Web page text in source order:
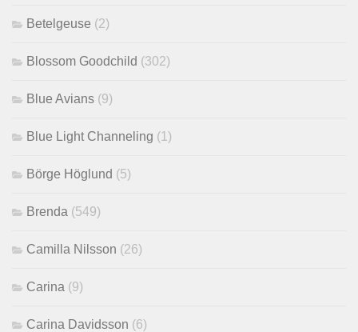
Betelgeuse (2)
Blossom Goodchild (302)
Blue Avians (9)
Blue Light Channeling (1)
Börge Höglund (5)
Brenda (549)
Camilla Nilsson (26)
Carina (9)
Carina Davidsson (6)